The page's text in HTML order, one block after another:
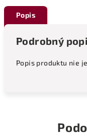
Popis
Podrobný
Popis produktu nie